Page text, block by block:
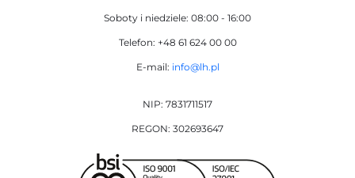
Soboty i niedziele: 08:00 - 16:00
Telefon: +48 61 624 00 00
E-mail: info@lh.pl
NIP: 7831711517
REGON: 302693647